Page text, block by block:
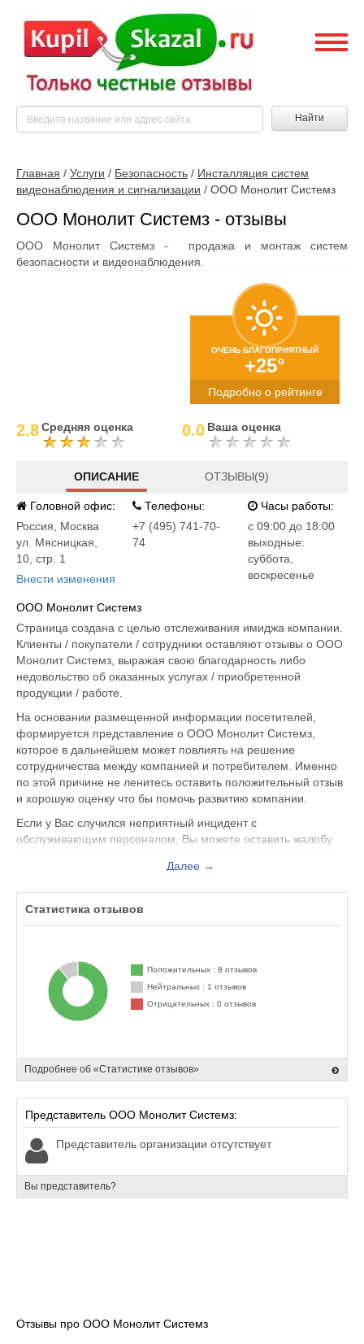
Найти
Главная / Услуги / Безопасность / Инсталляция систем
видеонаблюдения и сигнализации / ООО Монолит Системз
ООО Монолит Системз - отзывы
ООО Монолит Системз - продажа и монтаж систем
безопасности и видеонаблюдения.
ОЧЕНЬ БЛАГОПРИЯТНЫЙ
+25°
Подробно о рейтинге
2.8Средняя оценка 0.0 Ваша оценка
ОПИСАНИЕ ОТЗЫВЫ(9)
Головной офис:
Россия
Москва
ул. Мясницкая,
10, стр. 1
Внести изменения
Телефоны:
+7 (495) 741-70-
74
Часы работы:
c 09:00 до 18:00
выходные:
суббота,
воскресенье
ООО Монолит Системз
Страница создана с целью отслеживания имиджа компании.
Клиенты / покупатели / сотрудники оставляют отзывы о ООО
Монолит Системз, выражая свою благодарность либо
недовольство об оказанных услугах / приобретенной
продукции / работе.
На основании размещенной информации посетителей,
формируется представление о ООО Монолит Системз,
которое в дальнейшем может повлиять на решение
сотрудничества между компанией и потребителем. Именно
по этой причине не ленитесь оставить положительный отзыв
и хорошую оценку что бы помочь развитию компании.
Если у Вас случился неприятный инцидент с
обслуживающим персоналом, Вы можете оставить жалобу
Представитель организации ответит на Ваш отзыв и примет
ООО Монолит Системз находится по адресу Москва ул.
Мясницкая, 10, стр. 1, вы можете поделиться впечатлением
Далее →
Статистика отзывов
Положительных : 8 отзывов
Нейтральных : 1 отзывов
Отрицательных : 0 отзывов
Подробнее об «Статистике отзывов»
Представитель ООО Монолит Системз:
Представитель организации отсутствует
Вы представитель?
Отзывы про ООО Монолит Системз